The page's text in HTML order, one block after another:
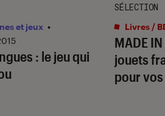
: le jeu qui
et jeux •
MADE
jouets
pour
SÉLECTION
Livres /